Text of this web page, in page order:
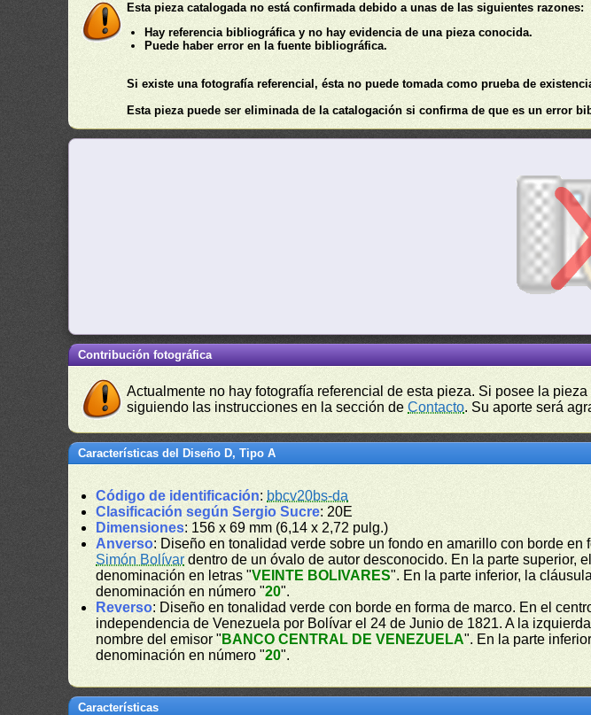
Esta pieza catalogada no está confirmada debido a unas de las siguientes razones:
Hay referencia bibliográfica y no hay evidencia de una pieza conocida.
Puede haber error en la fuente bibliográfica.
Si existe una fotografía referencial, ésta no puede tomada como prueba de
Esta pieza puede ser eliminada de la catalogación si confirma de que es un error
Contribución fotográfica
Actualmente no hay fotografía referencial de esta pieza. Si posee la
siguiendo las instrucciones en la sección deContacto. Su aporte será
Características del Diseño D, Tipo A
Código de identificación: bbcv20bs-da
Clasificación según Sergio Sucre: 20E
Dimensiones: 156 x 69 mm (6,14 x 2,72 pulg.)
Anverso: Diseño en tonalidad verde sobre un fondo en amarillo con borde
Simón Bolívardentro de un óvalo de autor desconocido. En la parte superior,
denominación en letras "VEINTE BOLIVARES". En la parte inferior, la
denominación en número "20".
Reverso: Diseño en tonalidad verde con borde en forma de marco. En el
independencia de Venezuela por Bolívar el 24 de Junio de 1821. A la
nombre del emisor " BANCO CENTRAL DE VENEZUELA". En la parte
denominación en número "20".
Características